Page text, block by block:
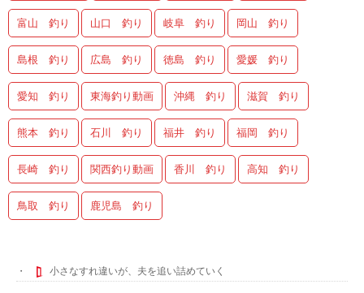
富山 釣り 山口 釣り 岐阜 釣り 岡山 釣り
島根 釣り 広島 釣り 徳島 釣り 愛媛 釣り
愛知 釣り 東海釣り動画 沖縄 釣り 滋賀 釣り
熊本 釣り 石川 釣り 福井 釣り 福岡 釣り
長崎 釣り 関西釣り動画 香川 釣り 高知 釣り
鳥取 釣り 鹿児島 釣り
小さなすれ違いが、夫を追い詰めていく